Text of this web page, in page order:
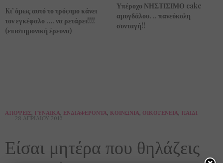
Kι’ όμως αυτό το τρόφιμο κάνει
τον εγκέφαλο …. να ρετάρει!!!!
(επιστημονική έρευνα)
Υπέροχο ΝΗΣΤΙΣΙΜΟ cake
αμυγδάλου. .. πανεύκολη
συνταγή!!
ΑΠΌΨΕΙΣ, ΓΥΝΑΊΚΑ, ΕΝΔΙΑΦΈΡΟΝΤΑ, ΚΟΙΝΩΝΊΑ, ΟΙΚΟΓΈΝΕΙΑ, ΠΑΙΔΊ
28 ΑΠΡΙΛΊΟΥ 2016
Είσαι μητέρα που θηλάζεις